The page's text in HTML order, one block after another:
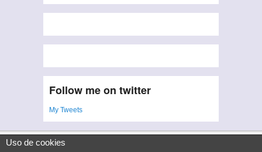
Follow me on twitter
My Tweets
Uso de cookies